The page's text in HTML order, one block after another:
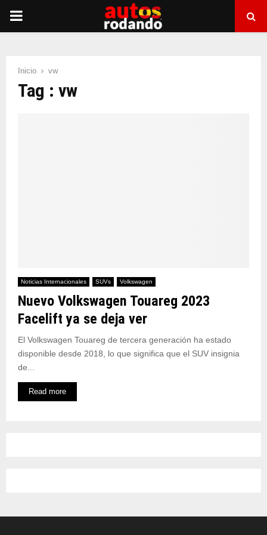
PRIMARY
Inicio vw
Tag : vw
Noticias Internacionales SUVs Volkswagen
Nuevo Volkswagen Touareg 2023
Facelift ya se deja ver
El Volkswagen Touareg de tercera generación ha estado
disponible desde 2018, lo que significa que el SUV insignia
de...
Read more